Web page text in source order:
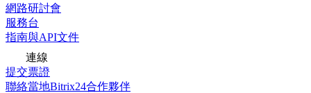
網路研討會
服務台
指南與API文件
連線
提交票證
聯絡當地Bitrix24合作夥伴